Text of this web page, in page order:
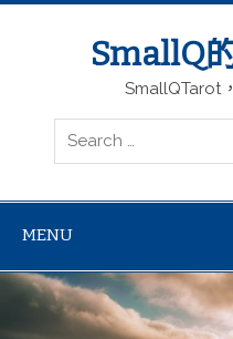
SmallQ
SmallQTarot
MENU